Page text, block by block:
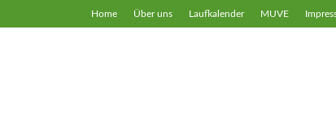
Home Über uns Laufkalender MUVE